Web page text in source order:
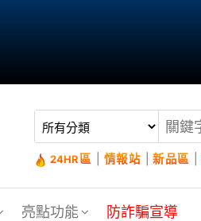
24HR區 情報站 |新品區
亮點功能 防詐騙宣導